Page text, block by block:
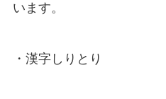
います。
・漢字しりとり